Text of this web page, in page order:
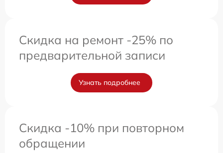
Скидка на ремонт -25% по
предварительной записи
Узнать подробнее
Скидка -10% при повторном
обращении